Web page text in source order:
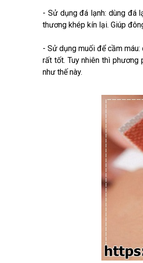
- Sử dụng đá lạnh: dùng đá
thương khép kín lại. Giúp
- Sử dụng muối để cầm máu:
rất tốt. Tuy nhiên thì
như thế này.